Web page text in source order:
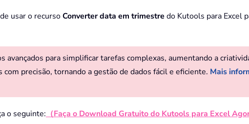
usar o recursoConverter data em trimestre do Kutools para Excel
avançados para simplificar tarefas complexas, aumentando a
precisão, tornando a gestão de dados fácil e eficiente. Mais
o seguinte: （Faça o Download Gratuito do Kutools para Excel